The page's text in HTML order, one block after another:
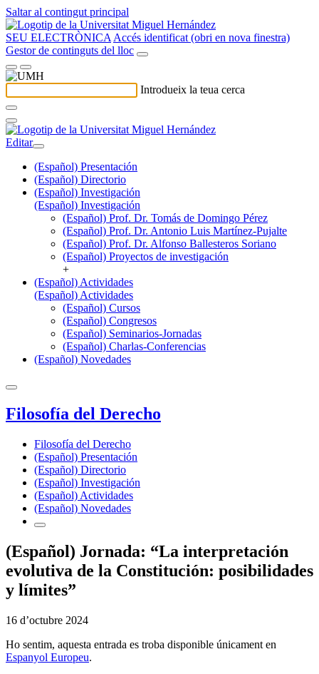
Saltar al contingut principal
SEU ELECTRÒNICA Accés identificat (obri en nova finestra)
Gestor de continguts del lloc
Introdueix la teua cerca
Editar
(Español) Presentación
(Español) Directorio
(Español) Investigación
(Español) Investigación
(Español) Prof. Dr. Tomás de Domingo Pérez
(Español) Prof. Dr. Antonio Luis Martínez-Pujalte
(Español) Prof. Dr. Alfonso Ballesteros Soriano
(Español) Proyectos de investigación
+
(Español) Actividades
(Español) Actividades
(Español) Cursos
(Español) Congresos
(Español) Seminarios-Jornadas
(Español) Charlas-Conferencias
(Español) Novedades
Filosofía del Derecho
Filosofía del Derecho
(Español) Presentación
(Español) Directorio
(Español) Investigación
(Español) Actividades
(Español) Novedades
(Español) Jornada: “La interpretación
evolutiva de la Constitución: posibilidades
y límites”
16 d’octubre 2024
Ho sentim, aquesta entrada es troba disponible únicament en
Espanyol Europeu.